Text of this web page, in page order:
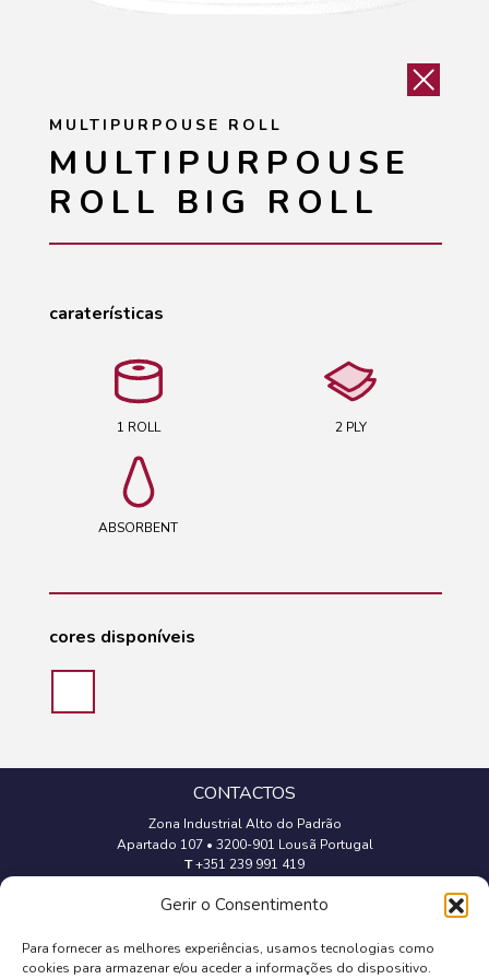
Gerir o Consentimento
Para fornecer as melhores experiências, usamos tecnologias como
cookies para armazenar e/ou aceder a informações do dispositivo.
MULTIPURPOUSE ROLL
MULTIPURPOUSE
ROLL BIG ROLL
caraterísticas
1 ROLL 2 PLY
ABSORBENT
cores disponíveis
CONTACTOS
Zona Industrial Alto do Padrão
Apartado 107 • 3200-901 Lousã Portugal
T+351 239 991 419
(Chamada para a rede fixa nacional)
geral@trevipapel.com